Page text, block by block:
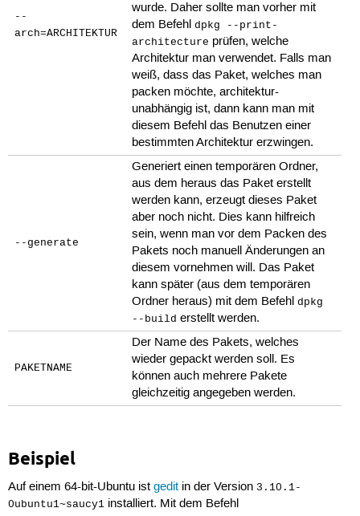
--
arch=ARCHITEKTUR
wurde. Daher sollte man vorher mit
dem Befehldpkg --print-
architecture prüfen, welche
Architektur man verwendet. Falls man
weiß, dass das Paket, welches man
packen möchte, architektur-
unabhängig ist, dann kann man mit
diesem Befehl das Benutzen einer
bestimmten Architektur erzwingen.
--generate
Generiert einen temporären Ordner,
aus dem heraus das Paket erstellt
werden kann, erzeugt dieses Paket
aber noch nicht. Dies kann hilfreich
sein, wenn man vor dem Packen des
Pakets noch manuell Änderungen an
diesem vornehmen will. Das Paket
kann später (aus dem temporären
Ordner heraus) mit dem Befehldpkg
--build erstellt werden.
PAKETNAME
Der Name des Pakets, welches
wieder gepackt werden soll. Es
können auch mehrere Pakete
gleichzeitig angegeben werden.
Beispiel
Auf einem 64-bit-Ubuntu ist geditin der Version 3.10.1-
0ubuntu1~saucy1installiert. Mit dem Befehl